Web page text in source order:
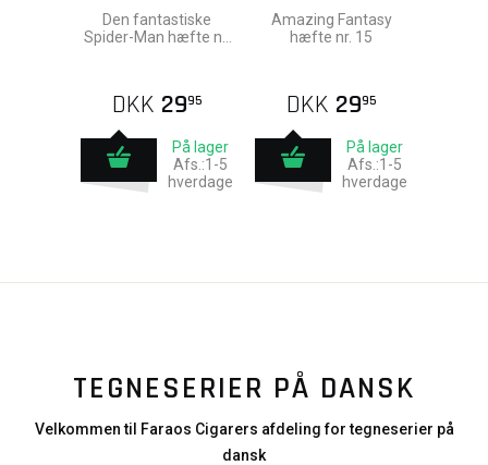
Den fantastiske
Spider-Man hæfte nr.
DKK 2995
På lager
Afs.:1-5
hverdage
Amazing Fantasy
hæfte nr. 15
DKK 2995
På lager
Afs.:1-5
hverdage
TEGNESERIER PÅ DANSK
Velkommen til Faraos Cigarers afdeling for tegneserier på
dansk